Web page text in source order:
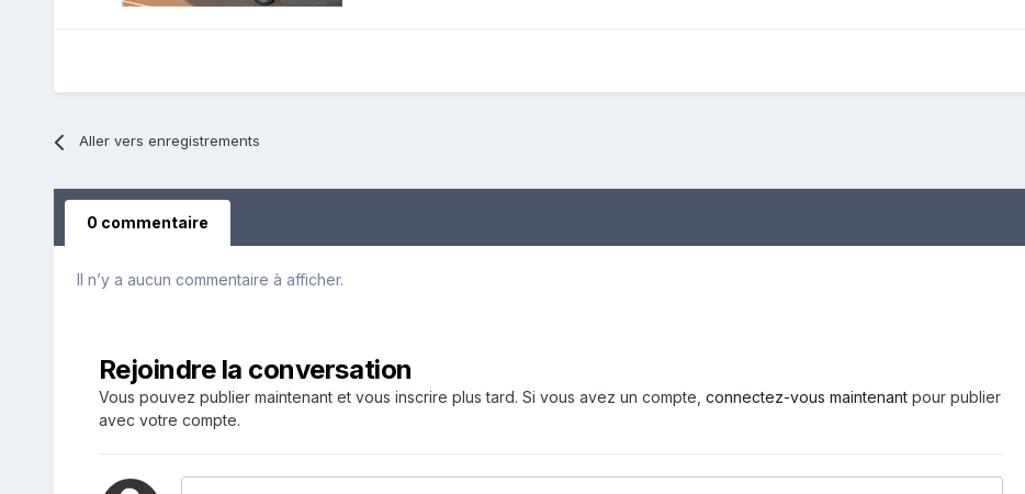
Aller vers enregistrements
0 commentaire
Il n’y a aucun commentaire à afficher.
Rejoindre la conversation
Vous pouvez publier maintenant et vous inscrire plus tard. Si vous avez un compte, connectez-vous maintenantpour publier
avec votre compte.